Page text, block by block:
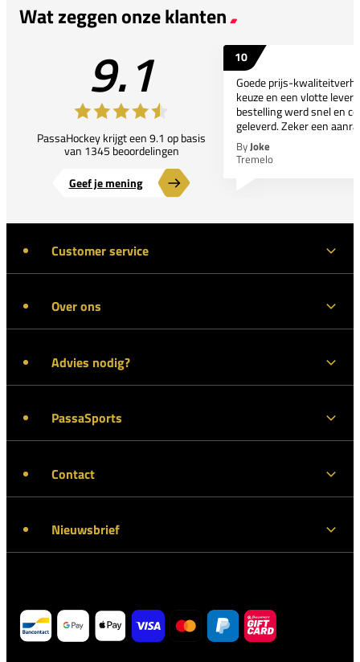
Wat zeggen onze klanten
9.1
PassaHockey krijgt een 9.1 op basis
van 1345 beoordelingen
Geef je mening
10
Goede prijs-
keuze en een vlotte
bestelling werd snel en
geleverd. Zeker een
ByJoke
Tremelo
Customer service
Over ons
Advies nodig?
PassaSports
Contact
Nieuwsbrief